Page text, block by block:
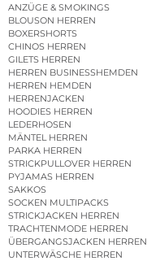
ANZÜGE & SMOKINGS
BLOUSON HERREN
BOXERSHORTS
CHINOS HERREN
GILETS HERREN
HERREN BUSINESSHEMDEN
HERREN HEMDEN
HERRENJACKEN
HOODIES HERREN
LEDERHOSEN
MÄNTEL HERREN
PARKA HERREN
STRICKPULLOVER HERREN
PYJAMAS HERREN
SAKKOS
SOCKEN MULTIPACKS
STRICKJACKEN HERREN
TRACHTENMODE HERREN
ÜBERGANGSJACKEN HERREN
UNTERWÄSCHE HERREN